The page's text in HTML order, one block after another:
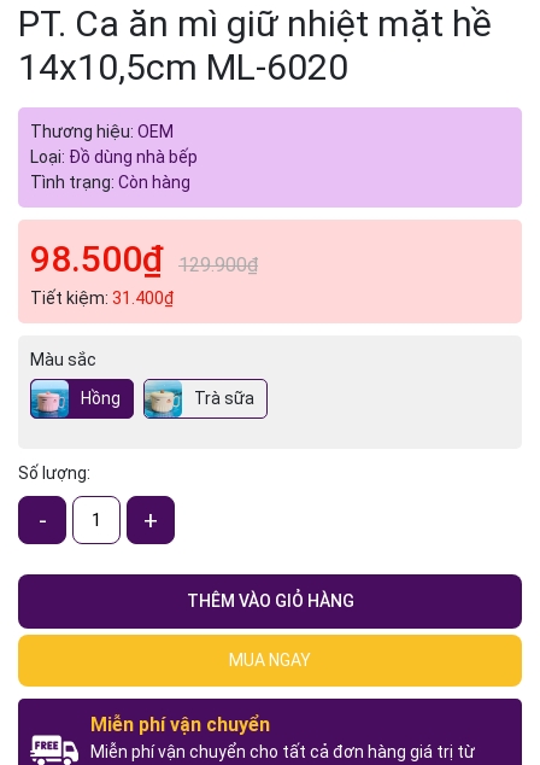
PT. Ca ăn mì giữ nhiệt mặt hề
14x10,5cm ML-6020
Thương hiệu: OEM
Loại: Đồ dùng nhà bếp
Tình trạng: Còn hàng
98.500₫ 129.900₫
Tiết kiệm: 31.400₫
Màu sắc
Hồng
Trà sữa
Số lượng:
- +
THÊM VÀO GIỎ HÀNG
MUA NGAY
Miễn phí vận chuyển
Miễn phí vận chuyển cho tất cả đơn hàng giá trị từ